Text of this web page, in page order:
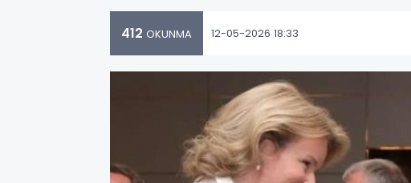
412 OKUNMA 12-05-2026 18:33